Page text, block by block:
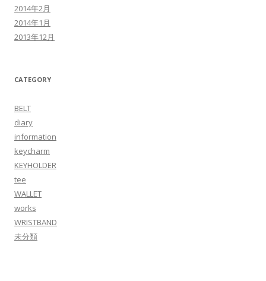
2014年2月
2014年1月
2013年12月
CATEGORY
BELT
diary
information
keycharm
KEYHOLDER
tee
WALLET
works
WRISTBAND
未分類